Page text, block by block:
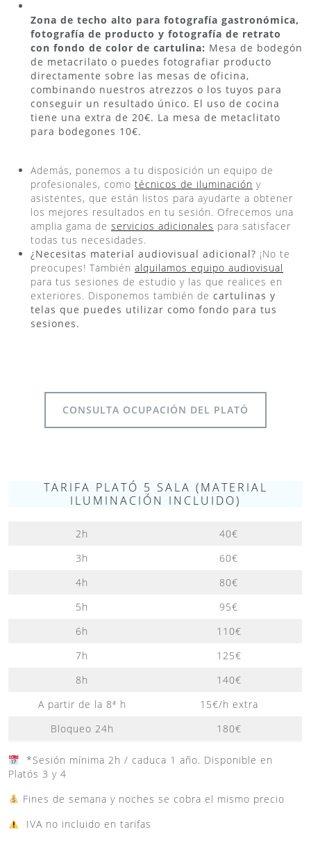
Zona de techo alto para fotografía gastronómica,
fotografía de producto y fotografía de retrato
con fondo de color de cartulina: Mesa de bodegón
de metacrilato o puedes fotografiar producto
directamente sobre las mesas de oficina,
combinando nuestros atrezzos o los tuyos para
conseguir un resultado único. El uso de cocina
tiene una extra de 20€. La mesa de metaclitato
para bodegones 10€.
Además, ponemos a tu disposición un equipo de
profesionales, como técnicos de iluminación y
asistentes, que están listos para ayudarte a obtener
los mejores resultados en tu sesión. Ofrecemos una
amplia gama de servicios adicionales para satisfacer
todas tus necesidades.
¿Necesitas material audiovisual adicional? ¡No te
preocupes! También alquilamos equipo audiovisual
para tus sesiones de estudio y las que realices en
exteriores. Disponemos también de cartulinas y
telas que puedes utilizar como fondo para tus
sesiones.
CONSULTA OCUPACIÓN DEL PLATÓ
TARIFA PLATÓ 5 SALA (MATERIAL
ILUMINACIÓN INCLUIDO)
2h
40€
3h
60€
4h
80€
5h
95€
6h
110€
7h
125€
8h
140€
A partir de la 8ª h
15€/h extra
Bloqueo 24h
180€
*Sesión mínima 2h / caduca 1 año. Disponible en
Platós 3 y 4
Fines de semana y noches se cobra el mismo precio
IVA no incluido en tarifas